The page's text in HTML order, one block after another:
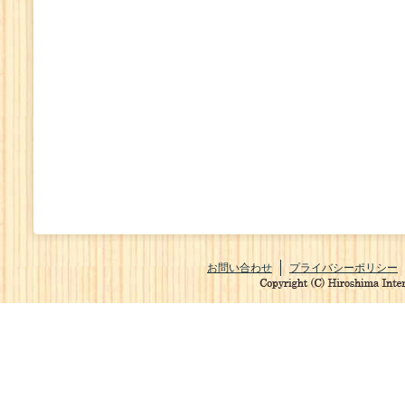
お問い合わせ プライバシーポリシー